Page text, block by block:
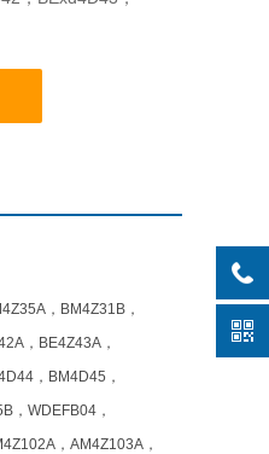
，BM4Z31B，
，BE4Z43A，
，BM4D45，
，WDEFB04，
，AM4Z103A，